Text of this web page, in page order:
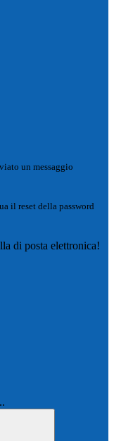
un messaggio
il reset della password
di posta elettronica!